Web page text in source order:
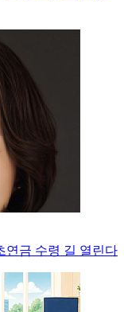
연금 수령 길 열린다